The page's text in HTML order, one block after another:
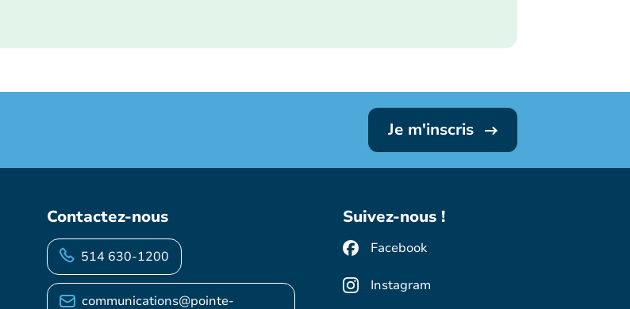
Je m'inscris
Contactez-nous
514 630-1200
communications@pointe-
Suivez-nous !
Facebook
Instagram